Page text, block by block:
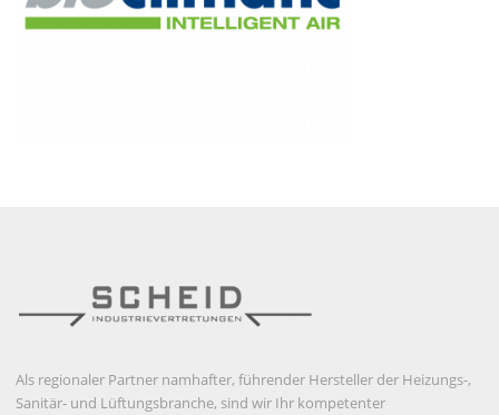
Als regionaler Partner namhafter, führender Hersteller der Heizungs-,
Sanitär- und Lüftungsbranche, sind wir Ihr kompetenter